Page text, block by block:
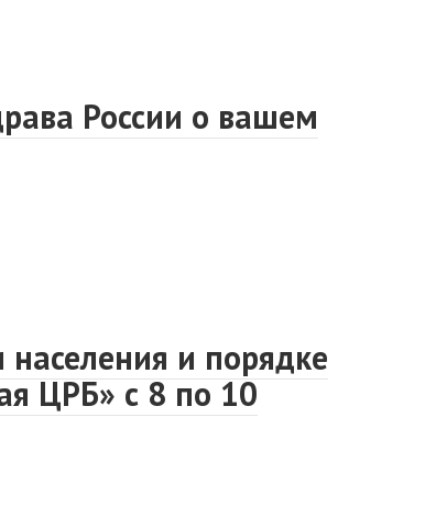
России о вашем
и порядке
ЦРБ» с 8 по 10